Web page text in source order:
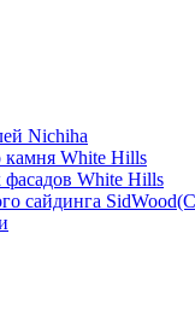
Nichiha
камня White Hills
White Hills
сайдинга